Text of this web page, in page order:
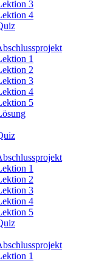
3
4
1
2
3
4
5
1
2
3
4
5
1